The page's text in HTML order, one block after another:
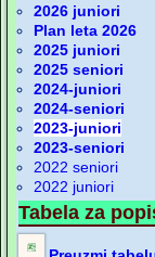
2026 juniori
Plan leta 2026
2025 juniori
2025 seniori
2024-juniori
2024-seniori
2023-juniori
2023-seniori
2022 seniori
2022 juniori
Tabela za